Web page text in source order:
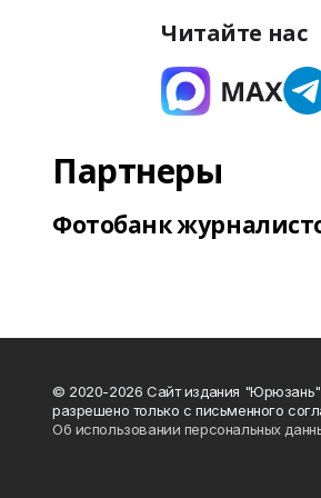
Читайте нас
Партнеры
Фотобанк
© 2020-2026 Сайт издания
разрешено только с письменного
Об использовании персональных